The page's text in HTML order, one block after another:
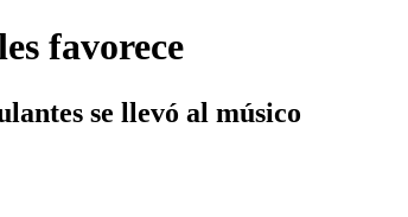
favorece
se llevó al músico